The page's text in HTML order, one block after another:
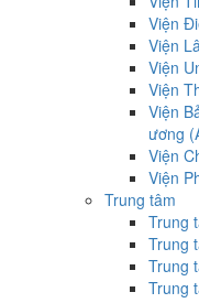
Viện
Viện
Viện
Viện
Viện
ương
Viện
Viện
Trung tâm
Trung
Trung
Trung
Trung